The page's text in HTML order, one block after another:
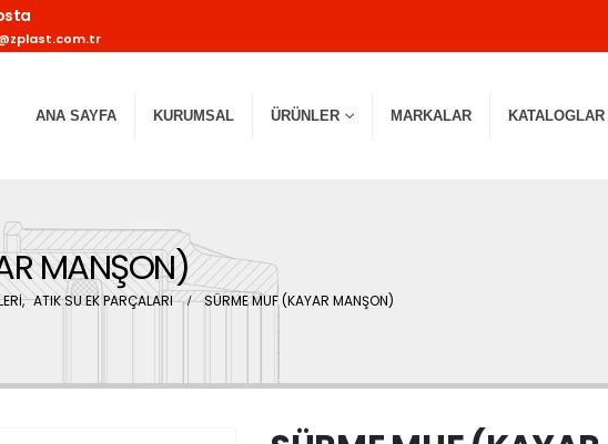
ANA SAYFA KURUMSAL ÜRÜNLER MARKALAR KATALOGLAR
MANŞON)
, ATIK SU EK PARÇALARI SÜRME MUF (KAYAR MANŞON)